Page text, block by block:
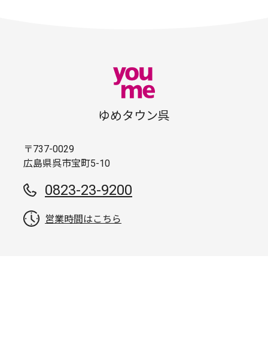
ゆめタウン呉
〒737-0029
広島県呉市宝町5-10
0823-23-9200
営業時間はこちら